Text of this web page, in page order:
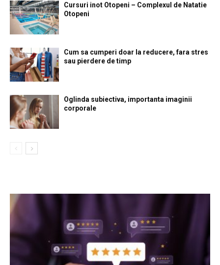
Cursuri inot Otopeni – Complexul de Natatie
Otopeni
Cum sa cumperi doar la reducere, fara stres
sau pierdere de timp
Oglinda subiectiva, importanta imaginii
corporale